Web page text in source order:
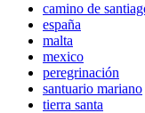
camino de
españa
malta
mexico
peregrinación
santuario mariano
tierra santa